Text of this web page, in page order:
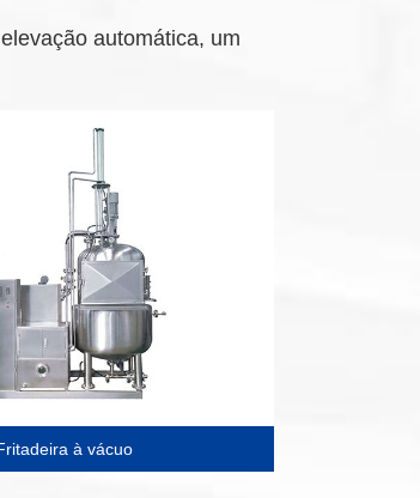
automática, um
à vácuo